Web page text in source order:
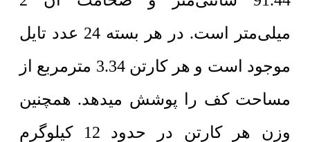
میلی‌متر است. در هر بسته 24 عدد تایل
موجود است و هر کارتن 3.34 مترمربع از
مساحت کف را پوشش میدهد. همچنین
وزن هر کارتن در حدود 12 کیلوگرم